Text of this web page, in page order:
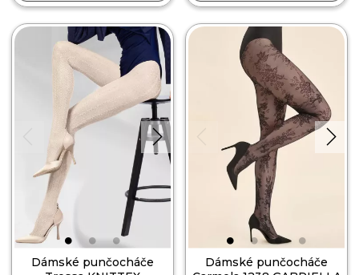
Dámské punčocháče
Dámské punčocháče